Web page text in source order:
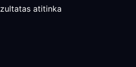
atitinka